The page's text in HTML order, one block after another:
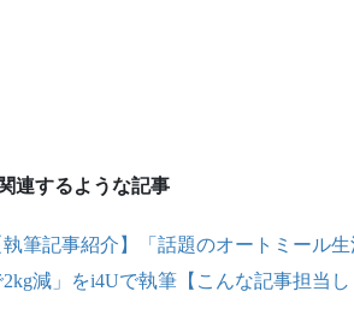
連するような記事
執筆記事紹介】「話題のオートミール
2kg減」をi4Uで執筆【こんな記事担当し